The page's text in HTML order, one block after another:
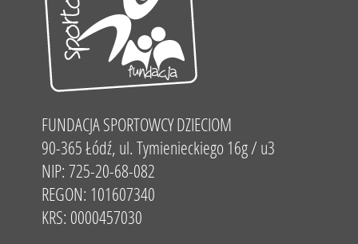
FUNDACJA SPORTOWCY DZIECIOM
90-365 Łódź, ul. Tymienieckiego 16g / u3
NIP: 725-20-68-082
REGON: 101607340
KRS: 0000457030